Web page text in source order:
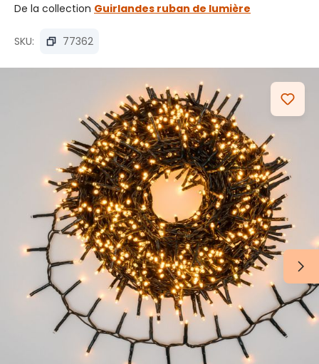
De la collection Guirlandes ruban de lumière
SKU: 77362